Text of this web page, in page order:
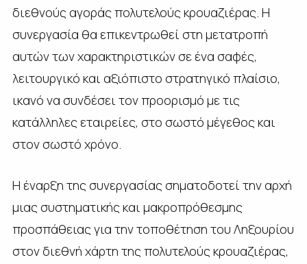
διεθνούς αγοράς πολυτελούς κρουαζιέρας. Η
συνεργασία θα επικεντρωθεί στη μετατροπή
αυτών των χαρακτηριστικών σε ένα σαφές,
λειτουργικό και αξιόπιστο στρατηγικό πλαίσιο,
ικανό να συνδέσει τον προορισμό με τις
κατάλληλες εταιρείες, στο σωστό μέγεθος και
στον σωστό χρόνο.
Η έναρξη της συνεργασίας σηματοδοτεί την αρχή
μιας συστηματικής και μακροπρόθεσμης
προσπάθειας για την τοποθέτηση του Ληξουρίου
στον διεθνή χάρτη της πολυτελούς κρουαζιέρας,